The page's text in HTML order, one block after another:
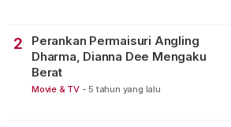
2
Perankan Permaisuri Angling
Dharma, Dianna Dee Mengaku
Berat
Movie & TV - 5 tahun yang lalu